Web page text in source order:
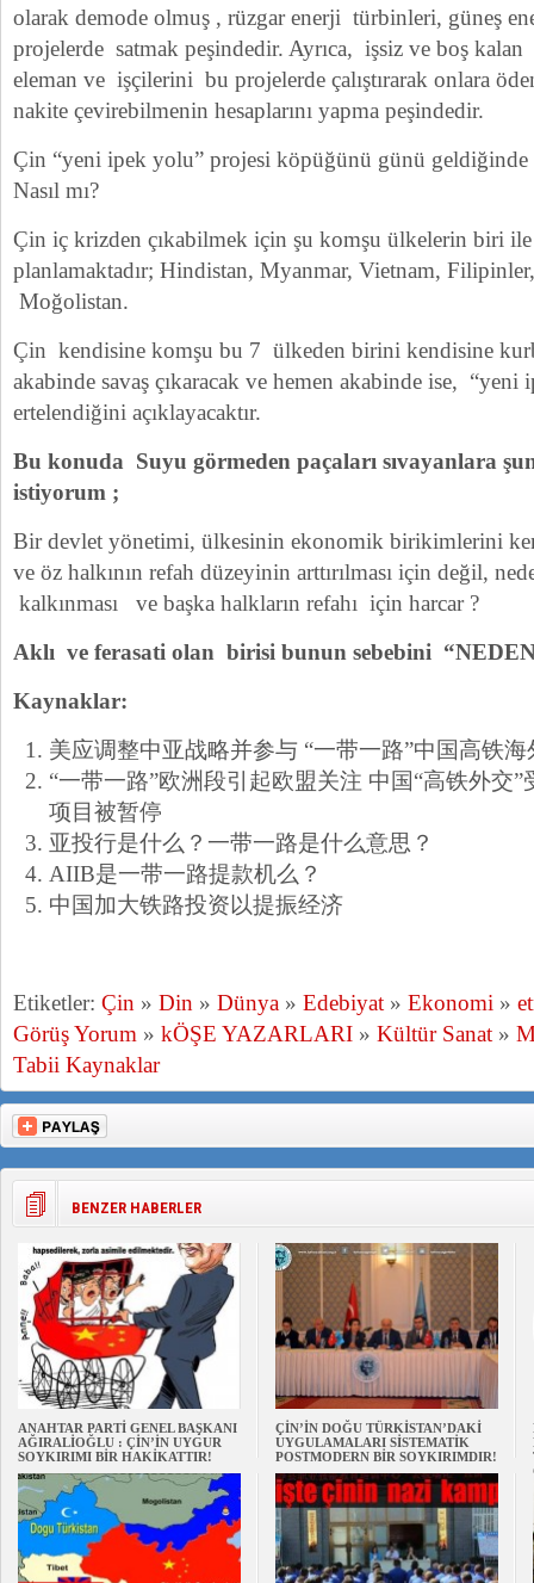
olarak demode olmuş , rüzgar enerji türbinleri, güneş
projelerde satmak peşindedir. Ayrıca, işsiz ve boş
eleman ve işçilerini bu projelerde çalıştırarak onlara
nakite çevirebilmenin hesaplarını yapma peşindedir.
Çin “yeni ipek yolu” projesi köpüğünü günü geldiğinde
Nasıl mı?
Çin iç krizden çıkabilmek için şu komşu ülkelerin biri ile
planlamaktadır; Hindistan, Myanmar, Vietnam,
Moğolistan.
Çin kendisine komşu bu 7 ülkeden birini kendisine
akabinde savaş çıkaracak ve hemen akabinde ise,
ertelendiğini açıklayacaktır.
Bu konuda Suyu görmeden paçaları sıvayanlara
istiyorum ;
Bir devlet yönetimi, ülkesinin ekonomik birikimlerini
ve öz halkının refah düzeyinin arttırılması için değil,
kalkınması ve başka halkların refahı için harcar ?
Aklı ve ferasati olan birisi bunun sebebini
Kaynaklar:
美应调整中亚战略并参与 “一带一路”中国高铁海
“一带一路”欧洲段引起欧盟关注 中国“高铁外交
项目被暂停
亚投行是什么？一带一路是什么意思？
AIIB是一带一路提款机么？
中国加大铁路投资以提振经济
Etiketler: Çin » Din » Dünya » Edebiyat » Ekonomi »
Görüş Yorum » kÖŞE YAZARLARI » Kültür Sanat »
Tabii Kaynaklar
BENZER HABERLER
ANAHTAR PARTİ GENEL BAŞKANI
AĞIRALİOĞLU : ÇİN’İN UYGUR
SOYKIRIMI BİR HAKİKATTIR!
ÇİN’İN DOĞU TÜRKİSTAN’DAKİ
UYGULAMALARI SİSTEMATİK
POSTMODERN BİR SOYKIRIMDIR!